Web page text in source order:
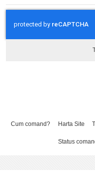
Cum comand? Harta Site
Status